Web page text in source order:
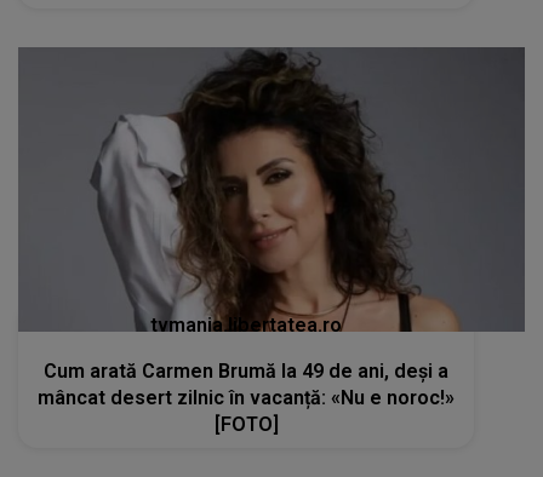
tvmania.libertatea.ro
Cum arată Carmen Brumă la 49 de ani, deși a
mâncat desert zilnic în vacanță: «Nu e noroc!»
[FOTO]